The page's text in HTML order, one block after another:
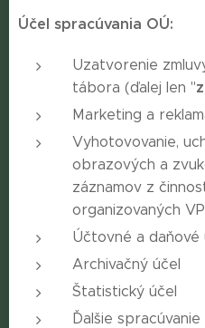
Účel spracúvania OÚ:
Uzatvorenie
tábora (ďalej len "
Marketing a
Vyhotovovanie,
obrazových a
záznamov z
organizovaných VP
Účtovné a daňové
Archivačný účel
Štatistický účel
Ďalšie